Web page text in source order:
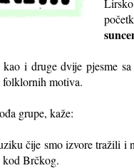
i druge dvije pjesme
folklornih motiva.
grupe, kaže:
čije smo izvore tražili
kod Brčkog.